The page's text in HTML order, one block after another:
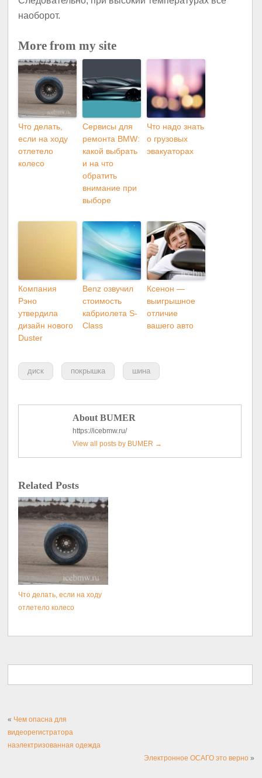
наоборот.
More from my site
Что делать,
если на ходу
отлетело
колесо
Сервисы для
ремонта BMW:
какой выбрать
и на что
обратить
внимание при
выборе
Что надо знать
о грузовых
эвакуаторах
Компания
Рэно
утвердила
дизайн нового
Duster
Benz озвучил
стоимость
кабриолета S-
Class
Ксенон —
выигрышное
отличие
вашего авто
диск покрышка шина
About BUMER
https://icebmw.ru/
View all posts by BUMER →
Related Posts
Что делать, если на ходу
отлетело колесо
« Чем опасна для
видеорегистратора
наэлектризованная одежда
Электронное ОСАГО это верно»